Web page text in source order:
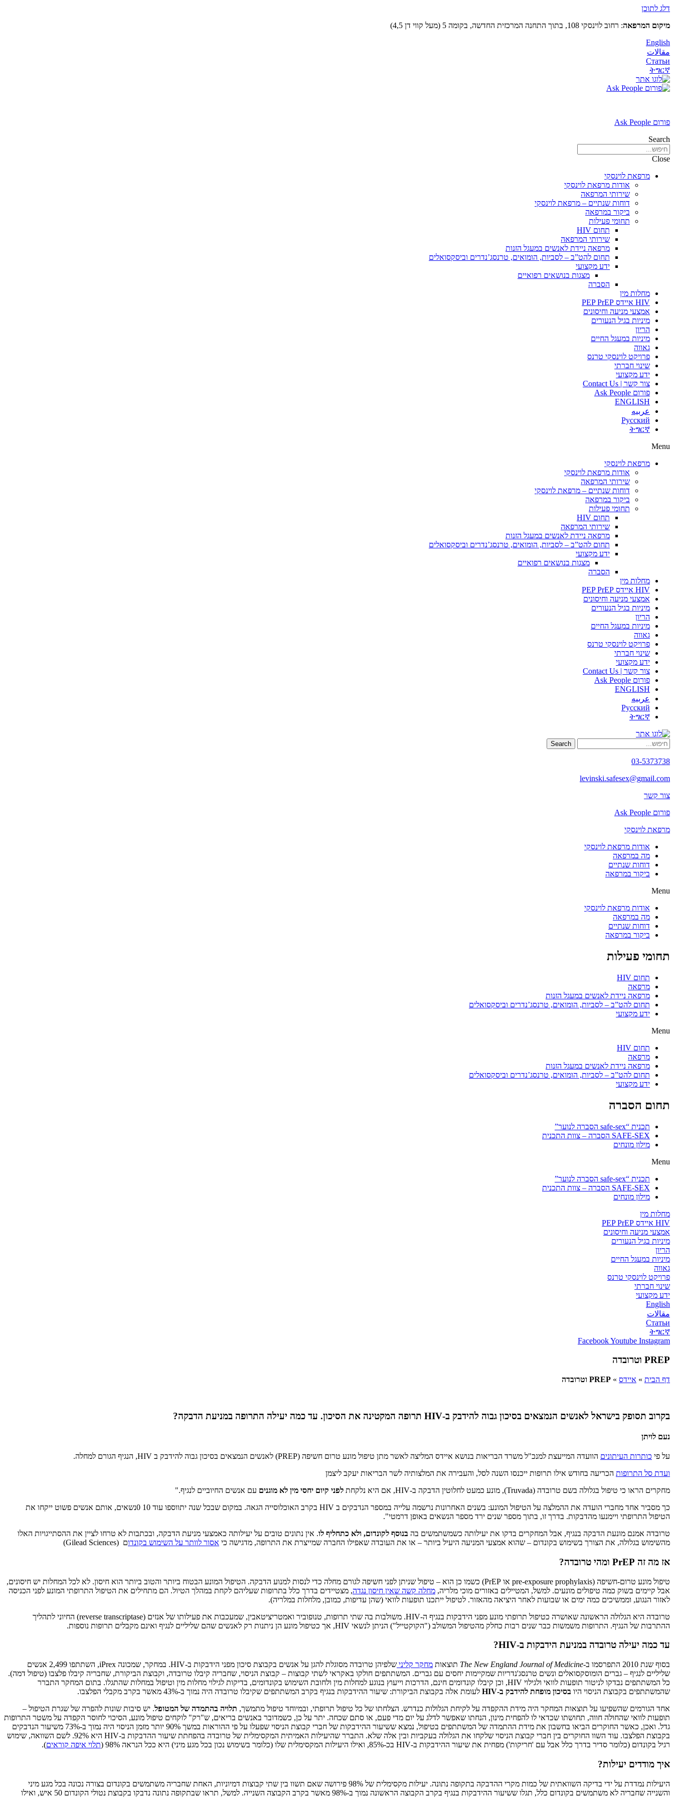
דלג לתוכן
מיקום המרפאה: רחוב לוינסקי 108, בתוך התחנה המרכזית החדשה, בקומה 5 (מעל קווי דן 4,5)
English
مقالات
Статьи
ትግርኛ
פורום Ask People
Search
Close
מרפאת לוינסקי
אודות מרפאת לוינסקי
שירותי המרפאה
דוחות שנתיים – מרפאת לוינסקי
ביקור במרפאה
תחומי פעילות
תחום HIV
שירותי המרפאה
מרפאה ניידת לאנשים במעגל הזנות
תחום להט”ב – לסביות, הומואים, טרנסג’נדרים וביסקסואלים
ידע מקצועי
מצגות בנושאים רפואיים
הסברה
מחלות מין
HIV איידס PEP PrEP
אמצעי מניעה וחיסונים
מיניות בגיל הנעורים
הריון
מיניות במעגל החיים
גאווה
פרויקט לוינסקי טרנס
שינוי חברתי
ידע מקצועי
צור קשר | Contact Us
פורום Ask People
ENGLISH
عربيه
Русский
ትግርኛ
Menu
מרפאת לוינסקי
אודות מרפאת לוינסקי
שירותי המרפאה
דוחות שנתיים – מרפאת לוינסקי
ביקור במרפאה
תחומי פעילות
תחום HIV
שירותי המרפאה
מרפאה ניידת לאנשים במעגל הזנות
תחום להט”ב – לסביות, הומואים, טרנסג’נדרים וביסקסואלים
ידע מקצועי
מצגות בנושאים רפואיים
הסברה
מחלות מין
HIV איידס PEP PrEP
אמצעי מניעה וחיסונים
מיניות בגיל הנעורים
הריון
מיניות במעגל החיים
גאווה
פרויקט לוינסקי טרנס
שינוי חברתי
ידע מקצועי
צור קשר | Contact Us
פורום Ask People
ENGLISH
عربيه
Русский
ትግርኛ
Search
03-5373738
levinski.safesex@gmail.com
צור קשר
פורום Ask People
מרפאת לוינסקי
אודות מרפאת לוינסקי
מה במרפאה
דוחות שנתיים
ביקור במרפאה
Menu
אודות מרפאת לוינסקי
מה במרפאה
דוחות שנתיים
ביקור במרפאה
תחומי פעילות
תחום HIV
מרפאה
מרפאה ניידת לאנשים במעגל הזנות
תחום להט”ב – לסביות, הומואים, טרנסג’נדרים וביסקסואלים
ידע מקצועי
Menu
תחום HIV
מרפאה
מרפאה ניידת לאנשים במעגל הזנות
תחום להט”ב – לסביות, הומואים, טרנסג’נדרים וביסקסואלים
ידע מקצועי
תחום הסברה
תכנית “safe-sex הסברה לנוער”
SAFE-SEX הסברה – צוות התכנית
מילון מונחים
Menu
תכנית “safe-sex הסברה לנוער”
SAFE-SEX הסברה – צוות התכנית
מילון מונחים
מחלות מין
HIV איידס PEP PrEP
אמצעי מניעה וחיסונים
מיניות בגיל הנעורים
הריון
מיניות במעגל החיים
גאווה
פרויקט לוינסקי טרנס
שינוי חברתי
ידע מקצועי
English
مقالات
Статьи
ትግርኛ
FacebookYoutube Instagram
PREP וטרובדה
דף הבית » איידס » PREP וטרובדה
בקרוב תסופק בישראל לאנשים הנמצאים בסיכון גבוה להידבק ב-HIV תרופה המקטינה את הסיכון. עד כמה יעילה התרופה במניעת הדבקה?
נעם לויתן
על פי כותרות העיתונים הוועדה המייעצת למנכ"ל משרד הבריאות בנושא איידס המליצה לאשר מתן טיפול מונע טרום חשיפה (PREP) לאנשים הנמצאים בסיכון גבוה להידבק ב HIV, הנגיף הגורם למחלה.
ועדת סל התרופות הכריעה בחודש אילו תרופות ייכנסו השנה לסל, והעבירה את המלצותיה לשר הבריאות יעקב ליצמן
מחקרים הראו כי טיפול בגלולה בשם טרובדה (Truvada),
מונע כמעט לחלוטין הדבקה ב-HIV, אם היא נלקחת לפני קיום יחסי מין לא מוגנים עם אנשים החיוביים לנגיף."
כך מסביר אחד מחברי הועדה את ההמלצה על הטיפול המונע: בשנים האחרונות נרשמה עלייה במספר הנדבקים ב HIV בקרב האוכלוסייה הגאה. במקום שבכל שנה יתווספו עוד 10 0נשאים, אותם אנשים פשוט ייקחו את
הטיפול התרופתי ויימנעו מהדבקות. בדרך זו, בתוך מספר שנים ירד מספר הנשאים באופן דרמטי".
טרובדה אמנם מונעת הדבקה בנגיף, אבל המחקרים בדקו את יעילותה כשמשתמשים בה בנוסף לקונדום, ולא כתחליף לו. אין נתונים טובים על יעילותה כאמצעי מניעת הדבקה, ובכתבות לא טרחו לציין את ההסתייגויות האלו
מהשימוש בגלולה, את הצורך בשימוש בקונדום – שהוא אמצעי המניעה היעיל ביותר – או את העובדה שאפילו החברה שמייצרת את התרופה, מדגישה כי אסור לוותר על השימוש בקונדום (Gilead Sciences)
אז מה זה PrEP ומהי טרובדה?
טיפול מונע טרום-חשיפה (pre-exposure prophylaxis או PrEP) כשמו כן הוא – טיפול שניתן לפני חשיפה לגורם מחלה כדי לנסות למנוע הדבקה. הטיפול המונע הבטוח ביותר והטוב ביותר הוא חיסון. לא לכל המחלות יש חיסונים,
אבל קיימים בשוק כמה טיפולים מונעים. למשל, המטיילים באזורים מוכי מלריה, מחלה קשה שאין חיסון נגדה, מצטיידים בדרך כלל בתרופות שעליהם לקחת במהלך הטיול. הם מתחילים את הטיפול התרופתי המונע לפני הכניסה
לאזור הנגוע, וממשיכים כמה ימים או שבועות לאחר היציאה מהאזור. לטיפול ייתכנו תופעות לוואי (שהן עדיפות, כמובן, מלחלות במלריה).
טרובדה היא הגלולה הראשונה שאושרה כטיפול תרופתי מונע מפני הידבקות בנגיף ה-HIV. משולבות בה שתי תרופות, טנופוביר ואמטריציטאבין, שמעכבות את פעילותו של אנזים (reverse transcriptase) החיוני לתהליך
ההתרבות של הנגיף. התרופות משמשות כבר שנים רבות כחלק מהטיפול המשולב ("הקוקטייל") הניתן לנשאי HIV, אך כטיפול מונע הן ניתנות רק לאנשים שהם שליליים לנגיף ואינם מקבלים תרופות נוספות.
עד כמה יעילה טרובדה במניעת הידבקות ב-HIV?
בסוף שנת 2010 התפרסמו ב- The New England Journal of Medicine תוצאות מחקר קליני
שלפיהן טרובדה מסוגלת להגן על אנשים בקבוצת סיכון מפני הידבקות ב-HIV. במחקר, שמכונה iPrex, השתתפו 2,499 אנשים
שליליים לנגיף – גברים הומוסקסואלים ונשים טרנסג'נדריות שמקיימות יחסים עם גברים. המשתתפים חולקו באקראי לשתי קבוצות – קבוצת הניסוי, שחבריה קיבלו טרובדה, וקבוצת הביקורת, שחבריה קיבלו פלצבו (טיפול דמה).
כל המשתתפים נבדקו לניטור תופעות לוואי ולגילוי HIV, וכן קיבלו קונדומים חינם, הדרכות וייעוץ בנוגע למחלות מין ולחובת השימוש בקונדומים, בדיקות לגילוי מחלות מין וטיפול במחלות שהתגלו. בתום המחקר התברר
שהמשתתפים בקבוצת הניסוי היו בסיכון מופחת להידבק ב-HIV
לעומת אלה בקבוצת הביקורת: שיעור ההידבקות בנגיף בקרב המשתתפים שקיבלו טרובדה היה נמוך ב-43% מאשר בקרב מקבלי הפלצבו.
אחד הגורמים שהשפיעו על תוצאות המחקר היה מידת ההקפדה על לקיחת הגלולות כנדרש. הצלחתו של כל טיפול תרופתי, ובמיוחד טיפול מתמשך, תלויה בהתמדה של המטופל. יש סיבות שונות להפרה של שגרת הטיפול –
תופעות לוואי שהחולה חווה, תחושתו שכדאי לו להפחית מינון, הנחתו שאפשר לדלג על יום מדי פעם, או סתם שכחה. יתר על כן, כשמדובר באנשים בריאים, ש"רק" לוקחים טיפול מונע, הסיכוי לחוסר הקפדה על משטר התרופות
גדל. ואכן, כאשר החוקרים הביאו בחשבון את מידת ההתמדה של המשתתפים בטיפול, נמצא ששיעור ההידבקות של חברי קבוצת הניסוי שפעלו על פי ההוראות במשך 90% יותר מזמן הניסוי היה נמוך ב-73% משיעור הנדבקים
בקבוצת הפלצבו. עוד השוו החוקרים בין חברי קבוצת הניסוי שלקחו את הגלולה בעקביות ובין אלה שלא. התברר שהיעילות האמיתית המקסימלית של טרובדה בהפחתת שיעור ההדבקות ב-HIV היא 92%. לשם השוואה, שימוש
רגיל בקונדום (כלומר סדיר בדרך כלל אבל עם 'חריקות') מפחית את שיעור ההידבקות ב-HIV בכ-85%, ואילו היעילות המקסימלית שלו (כלומר בשימוש נכון בכל מגע מיני) היא ככל הנראה 98% (
תלוי איפה קוראים).
איך מודדים יעילות?
היעילות נמדדת על ידי בדיקה השוואתית של כמות מקרי ההדבקה בתקופה נתונה. יעילות מקסימלית של 98% פירושה שאם תשוו בין שתי קבוצות דמיוניות, האחת שחבריה משתמשים בקונדום בצורה נכונה בכל מגע מיני
והשנייה שחבריה לא משתמשים בקונדום כלל, תגלו ששיעור ההידבקות בנגיף בקרב הקבוצה הראשונה נמוך ב-98% מאשר בקרב הקבוצה השנייה. למשל, תראו שבתקופה נתונה נדבקו בקבוצת נטולי הקונדום 50 איש, ואילו